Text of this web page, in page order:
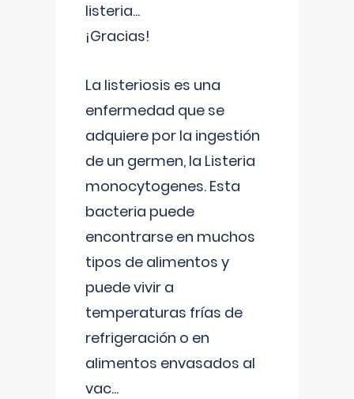
listeria...
¡Gracias!
La listeriosis es una
enfermedad que se
adquiere por la ingestión
de un germen, la Listeria
monocytogenes. Esta
bacteria puede
encontrarse en muchos
tipos de alimentos y
puede vivir a
temperaturas frías de
refrigeración o en
alimentos envasados al
vac...